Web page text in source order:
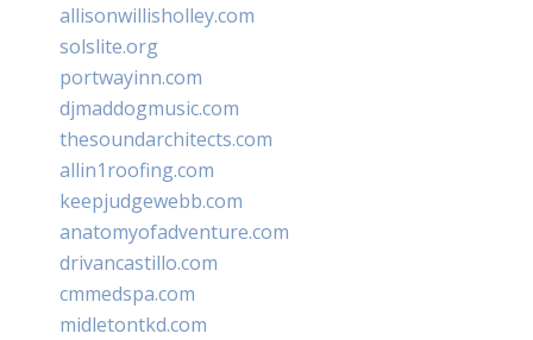
allisonwillisholley.com
solslite.org
portwayinn.com
djmaddogmusic.com
thesoundarchitects.com
allin1roofing.com
keepjudgewebb.com
anatomyofadventure.com
drivancastillo.com
cmmedspa.com
midletontkd.com